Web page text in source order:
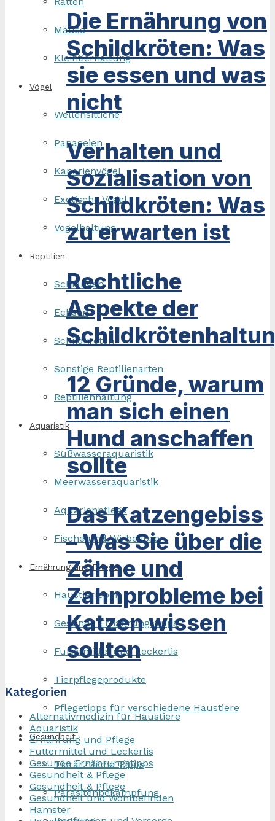
Mäuse
Kleintierhaltung
Vögel
Wellensittiche
Papageien
Kanarienvögel
Exotische Vögel
Vogelhaltung
Reptilien
Schlangen
Echsen
Schildkröten
Sonstige Reptilienarten
Reptilienhaltung
Aquaristik
Süßwasseraquaristik
Meerwasseraquaristik
Aquarienpflege
Fische und Wirbellose
Ernährung und Pflege
Haustierleben
Gesunde Ernährungstipps
Futtermittel und Leckerlis
Tierpflegeprodukte
Pflegetipps für verschiedene Haustiere
Gesundheit
Tierärztliche Tipps
Parasitenbekämpfung
Die Ernährung von
Schildkröten: Was
sie essen und was
nicht
Verhalten und
Sozialisation von
Schildkröten: Was
zu erwarten ist
Rechtliche
Aspekte der
12 Gründe, warum
man sich einen
Hund anschaffen
sollte
Das Katzengebiss
– Was Sie über die
Zähne und
Zahnprobleme bei
Katzen wissen
sollten
Kategorien
Alternativmedizin für Haustiere
Aquaristik
Ernährung und Pflege
Futtermittel und Leckerlis
Gesunde Ernährungstipps
Gesundheit & Pflege
Gesundheit & Pflege
Gesundheit und Wohlbefinden
Hamster